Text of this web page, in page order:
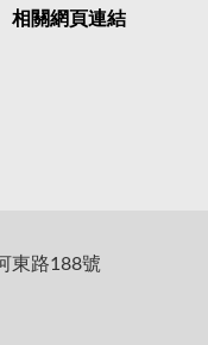
相關網頁連結
東路188號